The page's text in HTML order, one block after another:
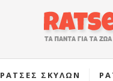
ΡΑΤΣΕΣ ΣΚΥΛΩΝ